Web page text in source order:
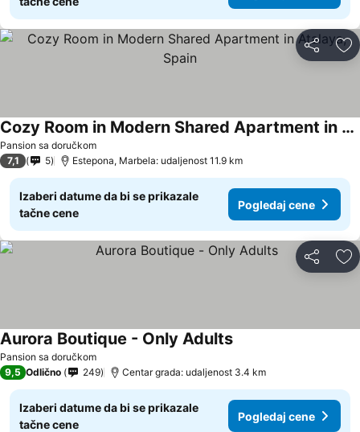
Deli
Pansion sa doručkom
Cozy Room in Modern Shared Apartment in Atalaya, Spain
7,1 5 Estepona, Marbela: udaljenost 11.9 km
Izaberi datume da bi se prikazale
tačne cene
Pogledaj cene
Deli
Pansion sa doručkom
Aurora Boutique - Only Adults
9,5 Odlično 249 Centar grada: udaljenost 3.4 km
Izaberi datume da bi se prikazale
tačne cene
Pogledaj cene